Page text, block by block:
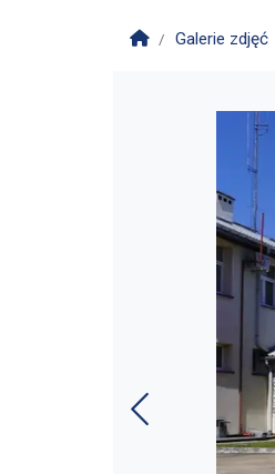
Strona główna
Galerie zdjęć